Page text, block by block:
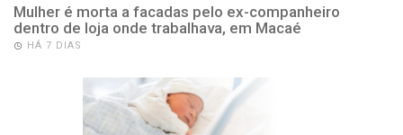
Mulher é morta a facadas pelo ex-companheiro
dentro de loja onde trabalhava, em Macaé
HÁ 7 DIAS